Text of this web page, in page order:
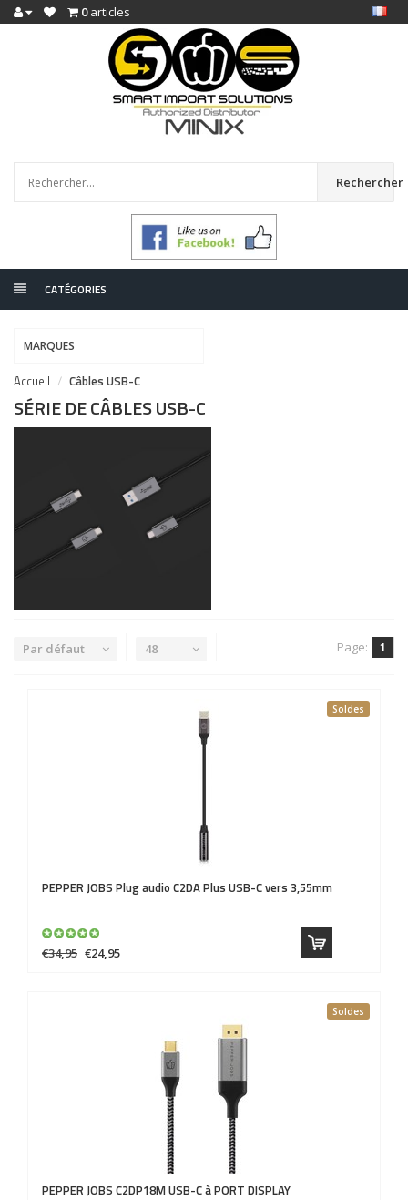
0articles
Rechercher
CATÉGORIES
MARQUES
Accueil Câbles USB-C
SÉRIE DE CÂBLES USB-C
Par défaut 48 Page: 1
Soldes
PEPPER JOBS Plug audio C2DA Plus USB-C vers 3,55mm
€34,95 €24,95
Soldes
PEPPER JOBS C2DP18M USB-C à PORT DISPLAY